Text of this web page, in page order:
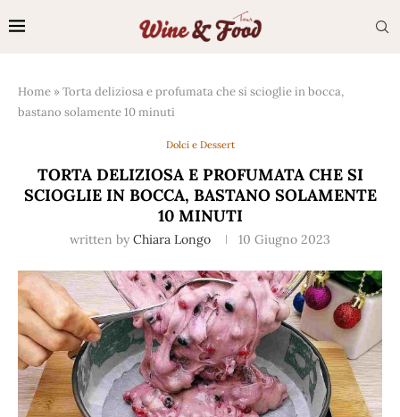
Home »Torta deliziosa e profumata che si scioglie in bocca,
bastano solamente 10 minuti
Dolci e Dessert
TORTA DELIZIOSA E PROFUMATA CHE SI
SCIOGLIE IN BOCCA, BASTANO SOLAMENTE
10 MINUTI
written by Chiara Longo 10 Giugno 2023